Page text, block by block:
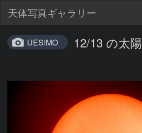
天体写真ギャラリー
UESIMO 12/13 の太陽